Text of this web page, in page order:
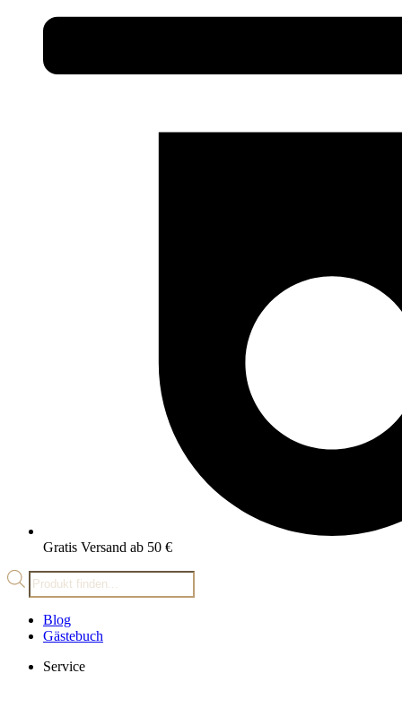
Gratis Versand ab 50 €
Products
search
Blog
Gästebuch
Service